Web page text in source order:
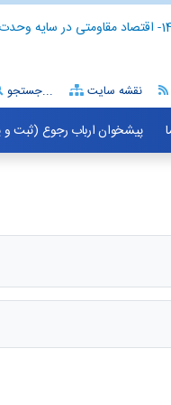
- اقتصاد مقاومتی در سایه
جستجو... نقشه سایت
پیشخوان ارباب رجوع (ثبت و